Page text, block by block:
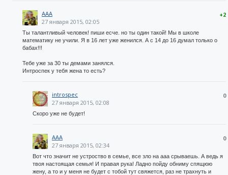
+2
AAA
27 января 2015, 02:05
Ты талантливый человек! пиши есче. но ты один такой! Мы в школе
математику не учили. Я в 16 лет уже женился. А с 14 до 16 думал только о
бабах!!!
Тебе уже за 30 ты демами занялся.
Интроспек у тебя жена то есть?
0
introspec
27 января 2015, 02:08
Скоро уже не будет!
0
AAA
27 января 2015, 02:34
Вот что значит не устроство в семье, все зло на ааа срываешь. А ведь я
твоя настоящая семья! И правая рука! Ладно пойду обниму спящюю
жену, а то и у меня не будет с тобой тут свяжется, раз не трахнуть и